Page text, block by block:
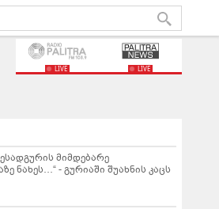
LIVE LIVE
მიმდებარე
ნახეს…“ - გურიაში შუახნის კაცს